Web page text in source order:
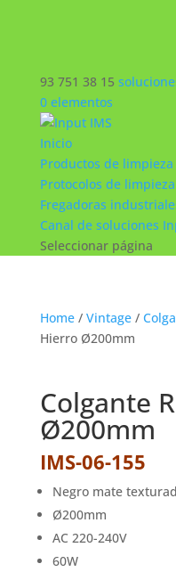
93 751 38 15
0 elementos
Inicio
Productos de
Protocolos de limpieza
Fregadoras
Canal de soluciones
Seleccionar página
Home/ Vintage/
Hierro Ø200mm
Colgante
Ø200mm
IMS-06-155
Negro mate
Ø200mm
AC 220-240V
60W